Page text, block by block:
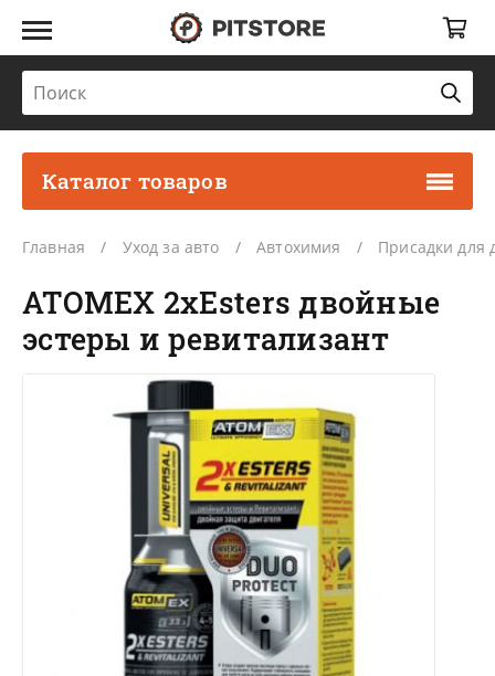
Каталог товаров
Главная Уход за авто Автохимия Присадки для
ATOMEX 2xEsters двойные
эстеры и ревитализант